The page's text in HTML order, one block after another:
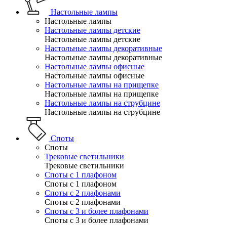
Настольные лампы
Настольные лампы
Настольные лампы детские
Настольные лампы детские
Настольные лампы декоративные
Настольные лампы декоративные
Настольные лампы офисные
Настольные лампы офисные
Настольные лампы на прищепке
Настольные лампы на прищепке
Настольные лампы на струбцине
Настольные лампы на струбцине
Споты
Споты
Трековые светильники
Трековые светильники
Споты с 1 плафоном
Споты с 1 плафоном
Споты с 2 плафонами
Споты с 2 плафонами
Споты с 3 и более плафонами
Споты с 3 и более плафонами